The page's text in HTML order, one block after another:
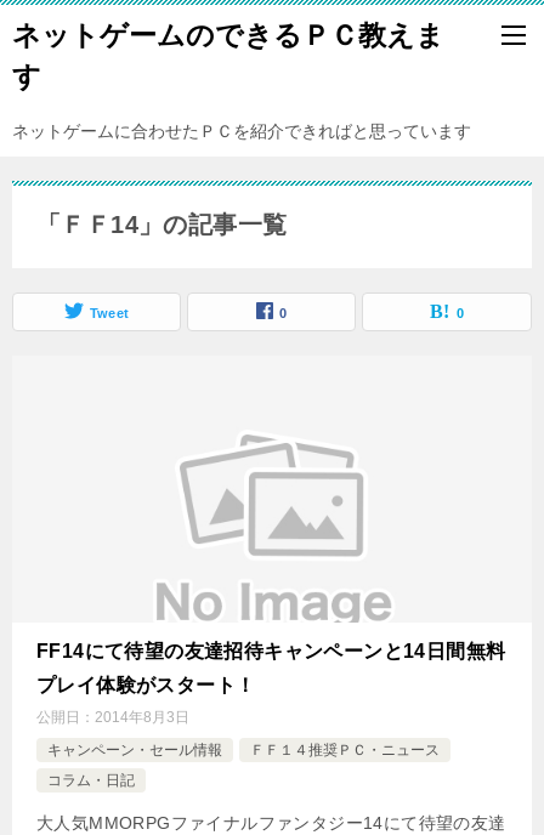
ネットゲームのできるＰＣ教えま
す
ネットゲームに合わせたＰＣを紹介できればと思っています
「ＦＦ14」の記事一覧
Tweet 0 0
FF14にて待望の友達招待キャンペーンと14日間無料
プレイ体験がスタート！
公開日： 2014年8月3日
キャンペーン・セール情報
ＦＦ１４推奨ＰＣ・ニュース
コラム・日記
大人気MMORPGファイナルファンタジー14にて待望の友達